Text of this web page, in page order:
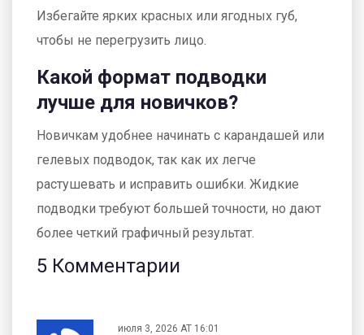
Избегайте ярких красных или ягодных губ,
чтобы не перегрузить лицо.
Какой формат подводки
лучше для новичков?
Новичкам удобнее начинать с карандашей или
гелевых подводок, так как их легче
растушевать и исправить ошибки. Жидкие
подводки требуют большей точности, но дают
более четкий графичный результат.
5 Комментарии
июля 3, 2026 AT 16:01